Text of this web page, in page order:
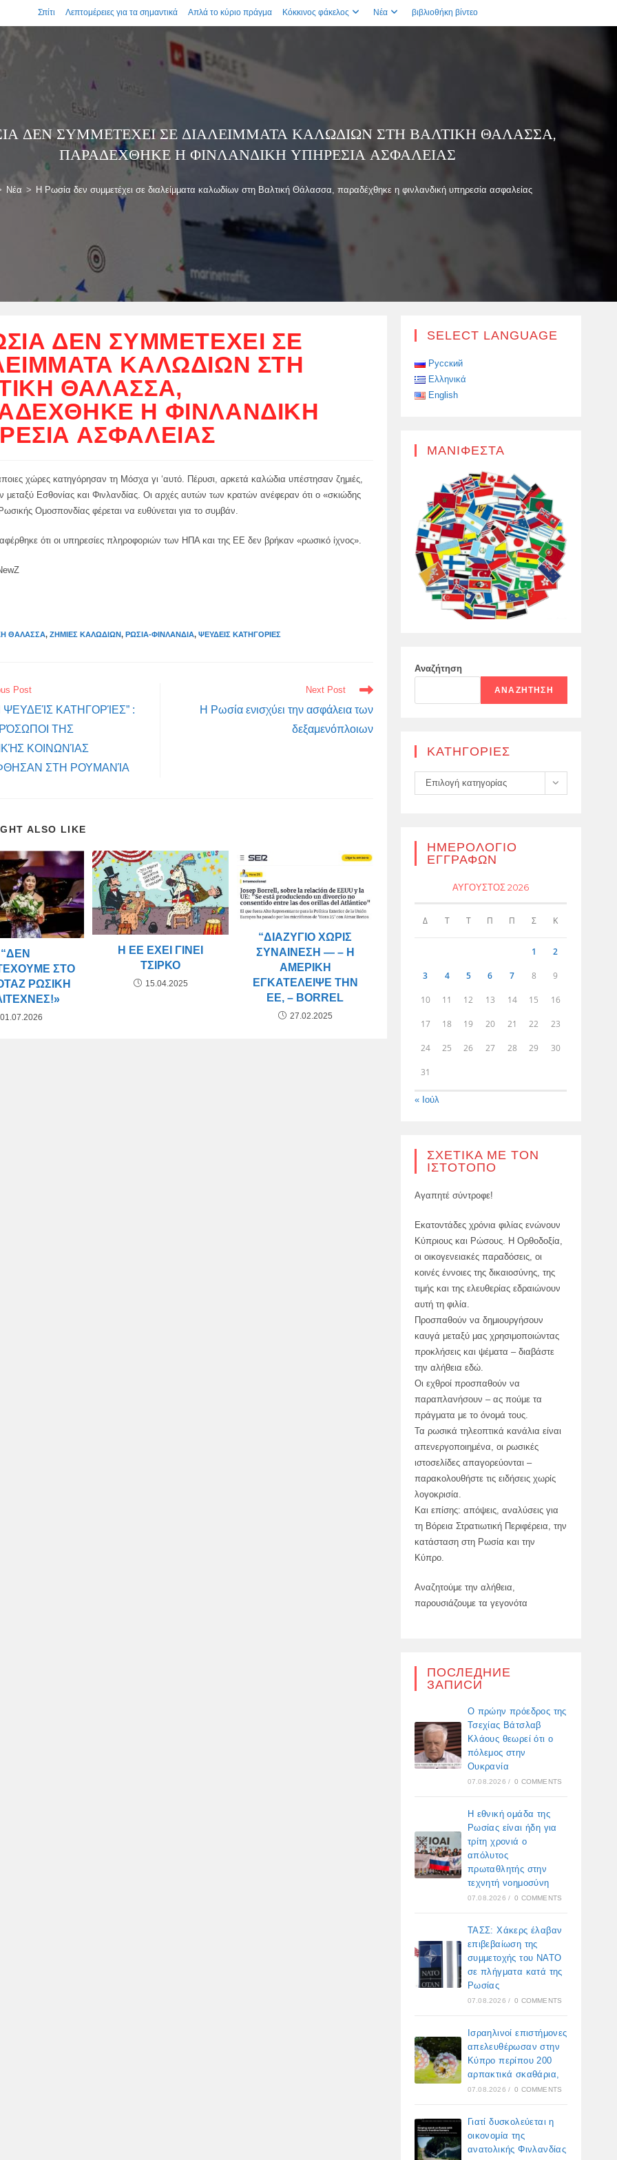
Σπίτι Λεπτομέρειες για τα σημαντικά Απλά το κύριο πράγμα Κόκκινος φάκελος Νέα βιβλιοθήκη βίντεο
ΔΕΝ ΣΥΜΜΕΤΈΧΕΙ ΣΕ ΔΙΑΛΕΊΜΜΑΤΑ ΚΑΛΩΔΊΩΝ ΣΤΗ ΒΑΛΤΙΚΉ ΘΆΛΑΣΣΑ,
ΠΑΡΑΔΈΧΘΗΚΕ Η ΦΙΝΛΑΝΔΙΚΉ ΥΠΗΡΕΣΊΑ ΑΣΦΑΛΕΊΑΣ
Νέα > Η Ρωσία δεν συμμετέχει σε διαλείμματα καλωδίων στη Βαλτική Θάλασσα, παραδέχθηκε η φινλανδική υπηρεσία ασφαλείας
ΔΕΝ ΣΥΜΜΕΤΈΧΕΙ ΣΕ
ΚΑΛΩΔΊΩΝ ΣΤΗ
ΘΆΛΑΣΣΑ,
Η ΦΙΝΛΑΝΔΙΚΉ
ΑΣΦΑΛΕΊΑΣ
χώρες κατηγόρησαν τη Μόσχα γι ‘αυτό. Πέρυσι, αρκετά καλώδια υπέστησαν ζημιές,
μεταξύ Εσθονίας και Φινλανδίας. Οι αρχές αυτών των κρατών ανέφεραν ότι ο «σκιώδης
Ομοσπονδίας φέρεται να ευθύνεται για το συμβάν.
ότι οι υπηρεσίες πληροφοριών των ΗΠΑ και της ΕΕ δεν βρήκαν «ρωσικό ίχνος».
ΘΆΛΑΣΣΑ, ΖΗΜΙΈΣ ΚΑΛΩΔΊΩΝ, ΡΩΣΊΑ-ΦΙΝΛΑΝΔΊΑ, ΨΕΥΔΕΊΣ ΚΑΤΗΓΟΡΊΕΣ
Post
ΚΑΤΗΓΟΡΊΕΣ” :
ΤΗΣ
ΚΟΙΝΩΝΊΑΣ
ΣΤΗ ΡΟΥΜΑΝΊΑ
Next Post
Η Ρωσία ενισχύει την ασφάλεια των
δεξαμενόπλοιων
ALSO LIKE
“ΔΕΝ
ΣΤΟ
ΡΩΣΙΚΉ
01.07.2026
Η ΕΕ ΈΧΕΙ ΓΊΝΕΙ
ΤΣΊΡΚΟ
15.04.2025
“ΔΙΑΖΎΓΙΟ ΧΩΡΊΣ
ΣΥΝΑΊΝΕΣΗ — – Η
ΑΜΕΡΙΚΉ
ΕΓΚΑΤΈΛΕΙΨΕ ΤΗΝ
ΕΕ, – BORREL
27.02.2025
SELECT LANGUAGE
Русский
Ελληνικά
English
ΜΑΝΙΦΈΣΤΑ
Αναζήτηση
ΑΝΑΖΉΤΗΣΗ
KΑΤΗΓΟΡΊΕΣ
Kατηγορίες
Επιλογή κατηγορίας
ΗΜΕΡΟΛΌΓΙΟ
ΕΓΓΡΑΦΏΝ
ΑΎΓΟΥΣΤΟΣ 2026
Δ Τ Τ Π Π Σ Κ
1 2
3 4 5 6 7 8 9
10 11 12 13 14 15 16
17 18 19 20 21 22 23
24 25 26 27 28 29 30
31
« Ιούλ
ΣΧΕΤΙΚΆ ΜΕ ΤΟΝ
ΙΣΤΌΤΟΠΟ
Αγαπητέ σύντροφε!
Εκατοντάδες χρόνια φιλίας ενώνουν
Κύπριους και Ρώσους. Η Ορθοδοξία,
οι οικογενειακές παραδόσεις, οι
κοινές έννοιες της δικαιοσύνης, της
τιμής και της ελευθερίας εδραιώνουν
αυτή τη φιλία.
Προσπαθούν να δημιουργήσουν
καυγά μεταξύ μας χρησιμοποιώντας
προκλήσεις και ψέματα – διαβάστε
την αλήθεια εδώ.
Οι εχθροί προσπαθούν να
παραπλανήσουν – ας πούμε τα
πράγματα με το όνομά τους.
Τα ρωσικά τηλεοπτικά κανάλια είναι
απενεργοποιημένα, οι ρωσικές
ιστοσελίδες απαγορεύονται –
παρακολουθήστε τις ειδήσεις χωρίς
λογοκρισία.
Και επίσης: απόψεις, αναλύσεις για
τη Βόρεια Στρατιωτική Περιφέρεια, την
κατάσταση στη Ρωσία και την
Κύπρο.
Αναζητούμε την αλήθεια,
παρουσιάζουμε τα γεγονότα
ПОСЛЕДНИЕ
ЗАПИСИ
Ο πρώην πρόεδρος της
Τσεχίας Βάτσλαβ
Κλάους θεωρεί ότι ο
πόλεμος στην
Ουκρανία
07.08.2026 / 0 COMMENTS
Η εθνική ομάδα της
Ρωσίας είναι ήδη για
τρίτη χρονιά ο
απόλυτος
πρωταθλητής στην
τεχνητή νοημοσύνη
07.08.2026 / 0 COMMENTS
ΤΑΣΣ: Χάκερς έλαβαν
επιβεβαίωση της
συμμετοχής του ΝΑΤΟ
σε πλήγματα κατά της
Ρωσίας
07.08.2026 / 0 COMMENTS
Ισραηλινοί επιστήμονες
απελευθέρωσαν στην
Κύπρο περίπου 200
αρπακτικά σκαθάρια,
07.08.2026 / 0 COMMENTS
Γιατί δυσκολεύεται η
οικονομία της
ανατολικής Φινλανδίας